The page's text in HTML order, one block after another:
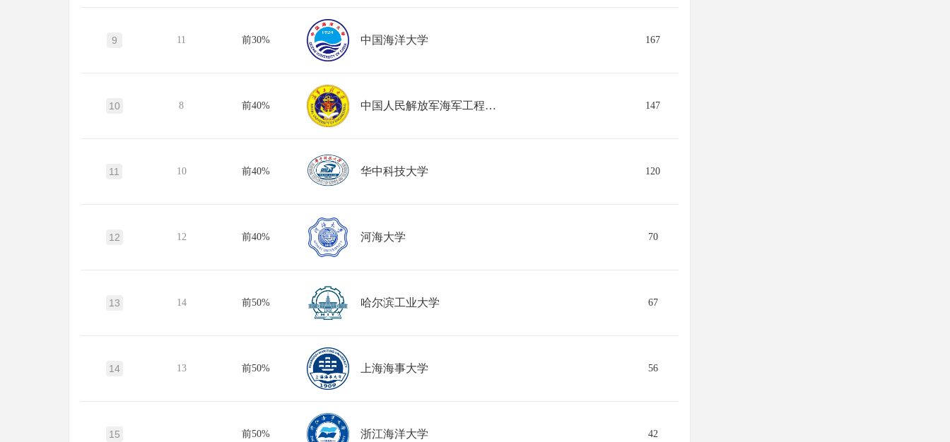
9 11 前30% 中国海洋大学 167
10 8 前40% 中国人民解放军海军工程大学 147
11 10 前40% 华中科技大学 120
12 12 前40% 河海大学 70
13 14 前50% 哈尔滨工业大学 67
14 13 前50% 上海海事大学 56
15 前50% 浙江海洋大学 42